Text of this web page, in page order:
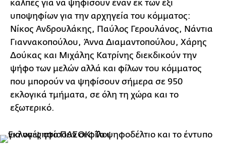
κάλπες για να ψηφίσουν έναν εκ των έξι
υποψηφίων για την αρχηγεία του κόμματος:
Νίκος Ανδρουλάκης, Παύλος Γερουλάνος, Νάντια
Γιαννακοπούλου, Άννα Διαμαντοπούλου, Χάρης
Δούκας και Μιχάλης Κατρίνης διεκδικούν την
ψήφο των μελών αλλά και φίλων του κόμματος
που μπορούν να ψηφίσουν σήμερα σε 950
εκλογικά τμήματα, σε όλη τη χώρα και το
εξωτερικό.